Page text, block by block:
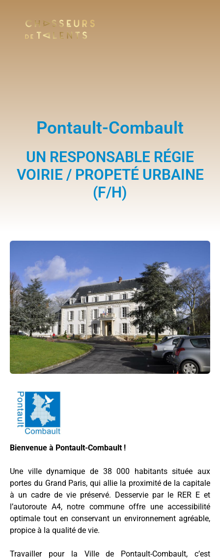
Pontault-Combault
UN RESPONSABLE RÉGIE
VOIRIE / PROPETÉ URBAINE
(F/H)
Bienvenue à Pontault-Combault !
Une ville dynamique de 38 000 habitants située aux
portes du Grand Paris, qui allie la proximité de la capitale
à un cadre de vie préservé. Desservie par le RER E et
l’autoroute A4, notre commune offre une accessibilité
optimale tout en conservant un environnement agréable,
propice à la qualité de vie.
Travailler pour la Ville de Pontault-Combault, c’est